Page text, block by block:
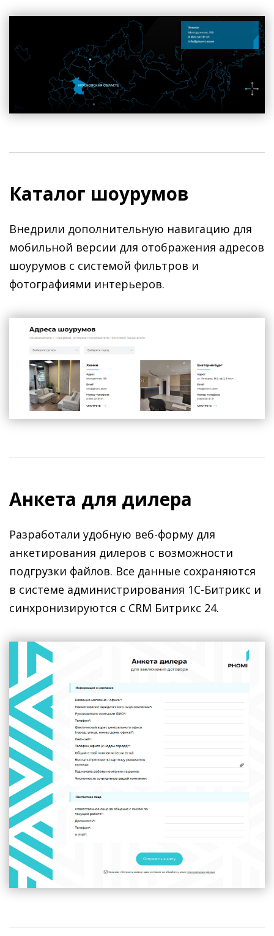
Каталог шоурумов
Внедрили дополнительную навигацию для
мобильной версии для отображения адресов
шоурумов с системой фильтров и
фотографиями интерьеров.
Анкета для дилера
Разработали удобную веб-форму для
анкетирования дилеров с возможности
подгрузки файлов. Все данные сохраняются
в системе администрирования 1С-Битрикс и
синхронизируются с CRM Битрикс 24.